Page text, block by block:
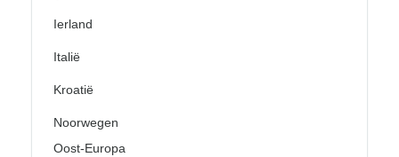
Ierland
Italië
Kroatië
Noorwegen
Oost-Europa